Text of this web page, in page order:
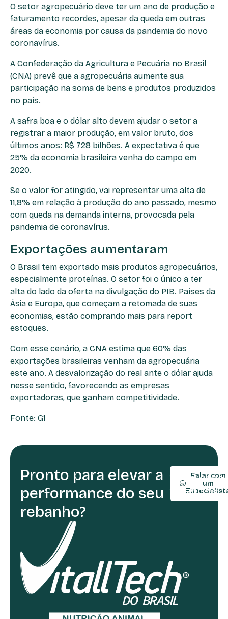
O setor agropecuário deve ter um ano de produção e
faturamento recordes, apesar da queda em outras
áreas da economia por causa da pandemia do novo
coronavírus.
A Confederação da Agricultura e Pecuária no Brasil
(CNA) prevê que a agropecuária aumente sua
participação na soma de bens e produtos produzidos
no país.
A safra boa e o dólar alto devem ajudar o setor a
registrar a maior produção, em valor bruto, dos
últimos anos: R$ 728 bilhões. A expectativa é que
25% da economia brasileira venha do campo em
2020.
Se o valor for atingido, vai representar uma alta de
11,8% em relação à produção do ano passado, mesmo
com queda na demanda interna, provocada pela
pandemia de coronavírus.
Exportações aumentaram
O Brasil tem exportado mais produtos agropecuários,
especialmente proteínas. O setor foi o único a ter
alta do lado da oferta na divulgação do PIB. Países da
Ásia e Europa, que começam a retomada de suas
economias, estão comprando mais para report
estoques.
Com esse cenário, a CNA estima que 60% das
exportações brasileiras venham da agropecuária
este ano. A desvalorização do real ante o dólar ajuda
nesse sentido, favorecendo as empresas
exportadoras, que ganham competitividade.
Fonte: G1
Pronto para elevar a
performance do seu
rebanho?
Falar com
um
TELEFONE:
(54)
(54) 3361-